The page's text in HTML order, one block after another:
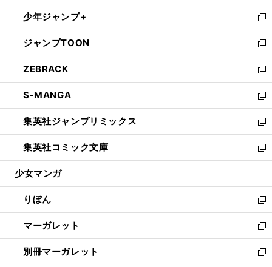
開
く
ウ
で
開
く
ン
ド
ウ
で
開
く
ウ
ィ
ン
ド
ウ
で
開
く
し
い
ウ
ィ
ン
ド
ウ
で
開
く
少年ジャンプ+
新
し
い
ウ
ィ
ン
ド
ウ
で
開
く
ジャンプTOON
新
し
い
ウ
ィ
ン
ド
ウ
で
開
ZEBRACK
新
し
い
ウ
ィ
ン
ド
ウ
開
く
S-MANGA
新
し
い
ウ
ィ
ン
ウ
で
開
く
集英社ジャンプリミックス
新
し
い
ウ
ン
ド
ウ
で
開
く
集英社コミック文庫
新
し
ウ
ィ
ン
ド
ウ
で
開
少女マンガ
りぼん
新
し
い
ウ
ィ
マーガレット
新
し
い
別冊マーガレット
新